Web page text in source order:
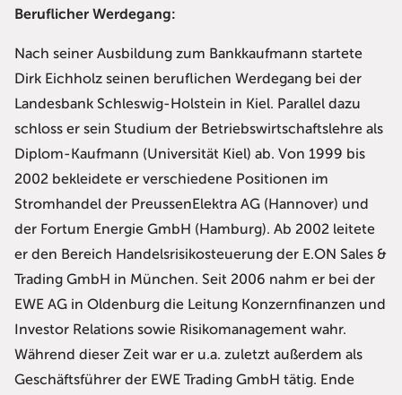
Beruflicher Werdegang:
Nach seiner Ausbildung zum Bankkaufmann startete
Dirk Eichholz seinen beruflichen Werdegang bei der
Landesbank Schleswig-Holstein in Kiel. Parallel dazu
schloss er sein Studium der Betriebswirtschaftslehre als
Diplom-Kaufmann (Universität Kiel) ab. Von 1999 bis
2002 bekleidete er verschiedene Positionen im
Stromhandel der PreussenElektra AG (Hannover) und
der Fortum Energie GmbH (Hamburg). Ab 2002 leitete
er den Bereich Handelsrisikosteuerung der E.ON Sales &
Trading GmbH in München. Seit 2006 nahm er bei der
EWE AG in Oldenburg die Leitung Konzernfinanzen und
Investor Relations sowie Risikomanagement wahr.
Während dieser Zeit war er u.a. zuletzt außerdem als
Geschäftsführer der EWE Trading GmbH tätig. Ende